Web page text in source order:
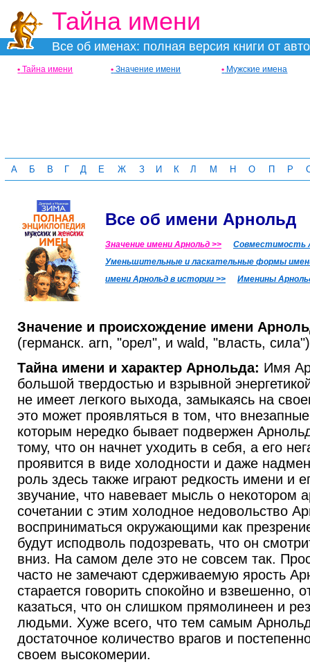
Тайна имени
Все об именах: полная версия книги от
• Тайна имени • Значение имени • Мужские имена
А Б В Г Д Е Ж З И К Л М Н О П Р
Все об имени Арнольд
Значение имени Арнольд >>
Совместимость
Уменьшительные и ласкательные формы
имени Арнольд в истории >>
Именины
Значение и происхождение имени
(германск. arn, "орел", и wald, "власть, сила")
Тайна имени и характер Арнольда: Имя
большой твердостью и взрывной
не имеет легкого выхода, замыкаясь на
это может проявляться в том, что
которым нередко бывает подвержен
тому, что он начнет уходить в себя, а его
проявится в виде холодности и даже
роль здесь также играют редкость имени и
звучание, что навевает мысль о некотором
сочетании с этим холодное недовольство
восприниматься окружающими как
будут исподволь подозревать, что он
вниз. На самом деле это не совсем так.
часто не замечают сдерживаемую ярость
старается говорить спокойно и взвешенно,
казаться, что он слишком прямолинеен и
людьми. Хуже всего, что тем самым
достаточное количество врагов и
своем высокомерии.